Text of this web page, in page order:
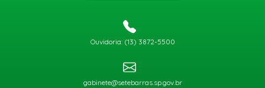
Ouvidoria: (13) 3872-5500
gabinete@setebarras.sp.gov.br